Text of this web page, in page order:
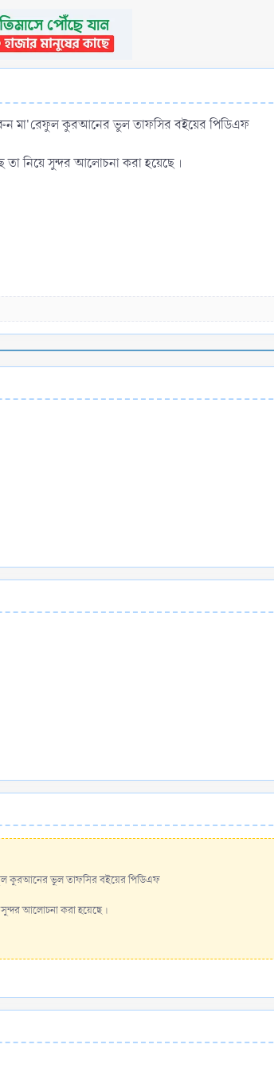
মা'রেফুল কুরআনের ভুল তাফসির বইয়ের পিডিএফ
নিয়ে সুন্দর আলোচনা করা হয়েছে ।
কুরআনের ভুল তাফসির বইয়ের পিডিএফ
আলোচনা করা হয়েছে ।